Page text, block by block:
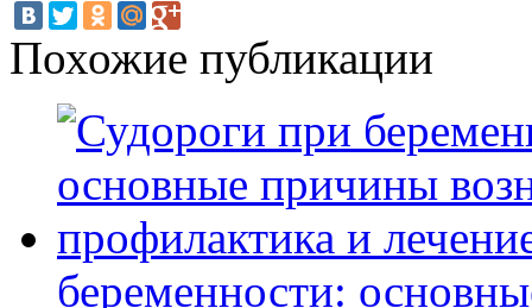
Похожие публикации
беременности: